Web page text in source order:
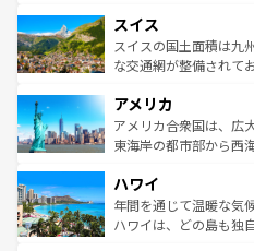
れる地方に足を運ぶと
きるだろう。
を参照してほしい。
は、お酒好きな人にはぜひ体
ドイツ情報はコンテン
リアごとに異なる魅力
ティー、ビール好きに
戦など、本場だからこ
ンツ一覧を参照してほし
スイス
スイスの国土面積は九
な交通網が整備されて
の建物がそのまま残る
博物館もあり、アルプ
ことができる。国民の
ば市内交通費無料で観光を
着のスイス情報はコン
アメリカ
アメリカ合衆国は、広
東海岸の都市部から西
のような巨大都市は、
ンメントが詰まった刺
西部には大自然が広が
ハワイ
年間を通じて温暖な気
ハワイは、どの島も独